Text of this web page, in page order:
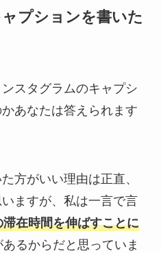
プションを書いた
スタグラムのキャプシ
あなたは答えられます
方がいい理由は正直、
ますが、私は一言で言
在時間を伸ばすことに
るからだと思っていま